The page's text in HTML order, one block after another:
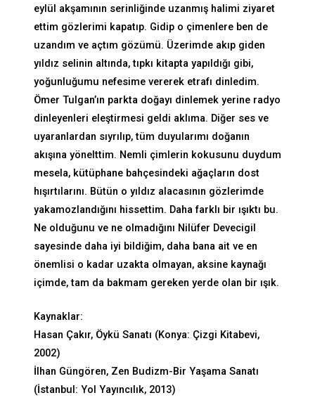
eylül akşamının serinliğinde uzanmış halimi ziyaret
ettim gözlerimi kapatıp. Gidip o çimenlere ben de
uzandım ve açtım gözümü. Üzerimde akıp giden
yıldız selinin altında, tıpkı kitapta yapıldığı gibi,
yoğunluğumu nefesime vererek etrafı dinledim.
Ömer Tulgan’ın parkta doğayı dinlemek yerine radyo
dinleyenleri eleştirmesi geldi aklıma. Diğer ses ve
uyaranlardan sıyrılıp, tüm duyularımı doğanın
akışına yönelttim. Nemli çimlerin kokusunu duydum
mesela, kütüphane bahçesindeki ağaçların dost
hışırtılarını. Bütün o yıldız alacasının gözlerimde
yakamozlandığını hissettim. Daha farklı bir ışıktı bu.
Ne olduğunu ve ne olmadığını Nilüfer Devecigil
sayesinde daha iyi bildiğim, daha bana ait ve en
önemlisi o kadar uzakta olmayan, aksine kaynağı
içimde, tam da bakmam gereken yerde olan bir ışık.
Kaynaklar:
Hasan Çakır, Öykü Sanatı (Konya: Çizgi Kitabevi,
2002)
İlhan Güngören, Zen Budizm-Bir Yaşama Sanatı
(İstanbul: Yol Yayıncılık, 2013)